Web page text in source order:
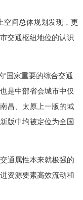
间总体规划发现，更
交通枢纽地位的认识
家重要的综合交通
是中部省会城市中仅
昌、太原上一版的城
版中均被定位为全国
通属性本来就极强的
资源要素高效流动和